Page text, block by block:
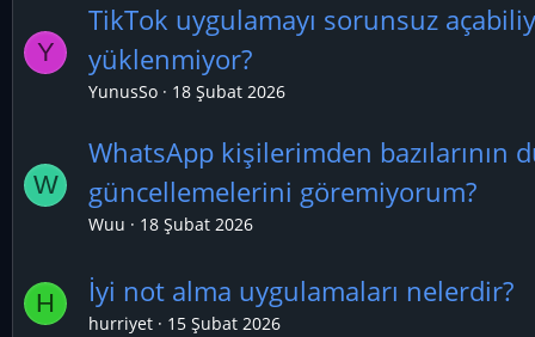
Y
TikTok uygulamayı sorunsuz
yüklenmiyor?
YunusSo 18 Şubat 2026
W
WhatsApp kişilerimden bazılarının
güncellemelerini göremiyorum?
Wuu 18 Şubat 2026
H İyi not alma uygulamaları nelerdir?
hurriyet 15 Şubat 2026